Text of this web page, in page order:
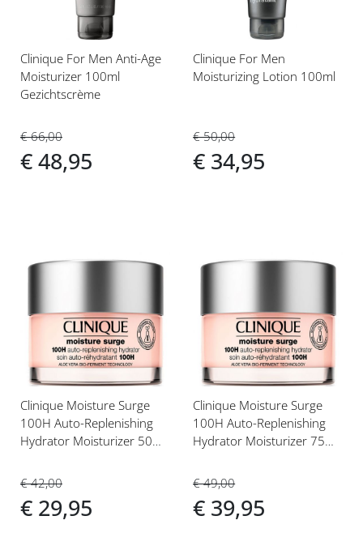
Clinique For Men Anti-Age
Moisturizer 100ml
Gezichtscrème
€ 66,00
€ 48,95
Clinique For Men
Moisturizing Lotion 100ml
€ 50,00
€ 34,95
aan
verlanglijst
Clinique Moisture Surge
100H Auto-Replenishing
Hydrator Moisturizer 50ml
€ 42,00
€ 29,95
aan
verlanglijst
Clinique Moisture Surge
100H Auto-Replenishing
Hydrator Moisturizer 75ml
€ 49,00
€ 39,95